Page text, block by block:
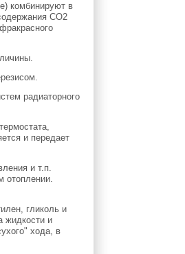
комбинируют в
СО2
радиаторного
и передает
и т.п.
отоплении.
гликоль и
жидкости и
хода, в